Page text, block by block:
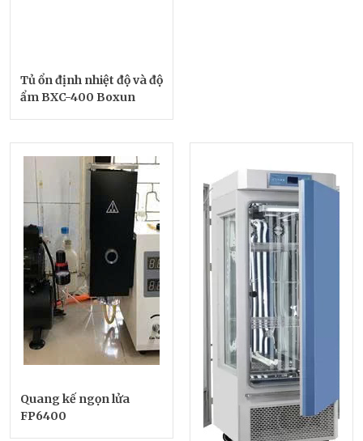
Tủ ổn định nhiệt độ và độ
ẩm BXC-400 Boxun
Quang kế ngọn lửa
FP6400